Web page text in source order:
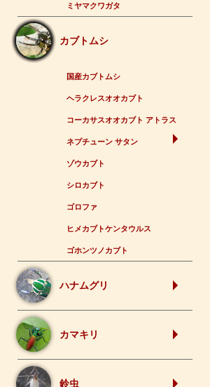
ミヤマクワガタ
カブトムシ
国産カブトムシ
ヘラクレスオオカブト
コーカサスオオカブト アトラス
ネプチューン サタン
ゾウカブト
シロカブト
ゴロファ
ヒメカブトケンタウルス
ゴホンツノカブト
ハナムグリ
カマキリ
鈴虫